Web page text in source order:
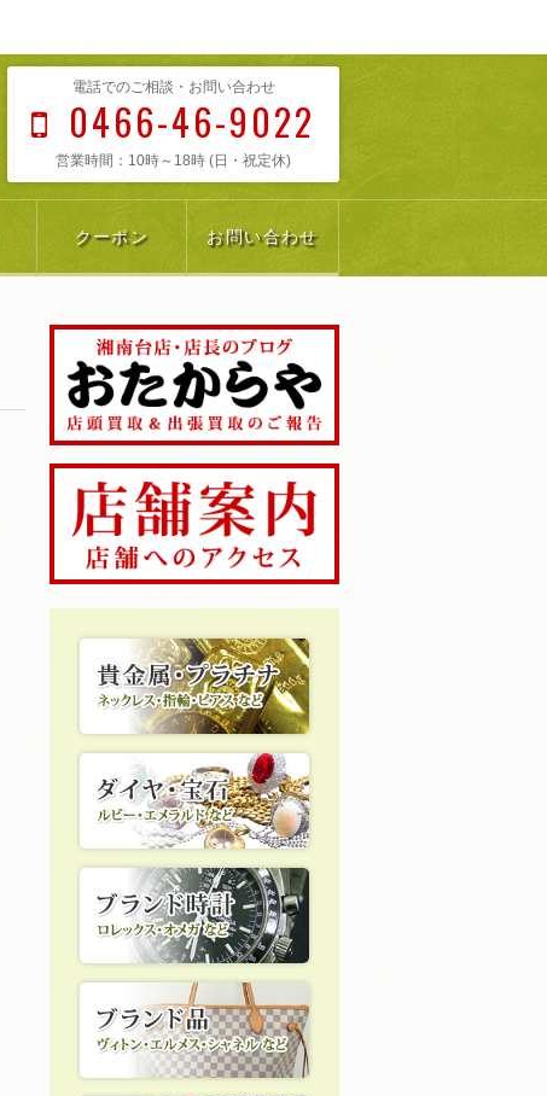
電話でのご相談・お問い合わせ
0466-46-9022
営業時間：10時～18時 (日・祝定休)
クーポン お問い合わせ